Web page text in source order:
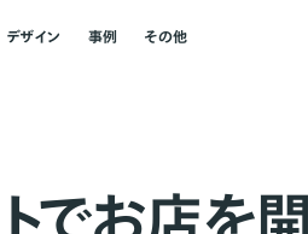
デザイン 事例 その他